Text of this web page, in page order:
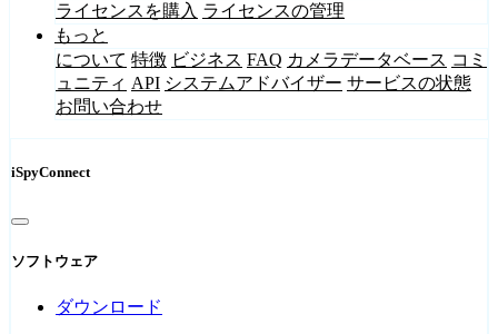
ライセンスを購入 ライセンスの管理
もっと
について 特徴 ビジネス FAQ カメラデータベース コミ
ュニティ API システムアドバイザー サービスの状態
お問い合わせ
iSpyConnect
ソフトウェア
ダウンロード